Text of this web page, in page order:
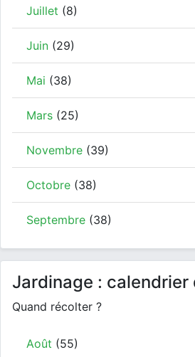
Juillet (8)
Juin (29)
Mai (38)
Mars (25)
Novembre (39)
Octobre (38)
Septembre (38)
Jardinage : calendrier
Quand récolter ?
Août (55)